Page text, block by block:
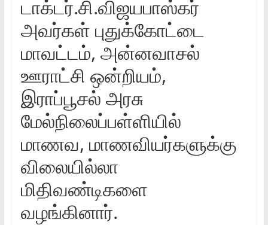
டாக்டர்‌.சி.விஜயபாஸ்கர்‌
அவர்கள்‌ புதுக்கோட்டை
மாவட்டம்‌, அன்னவாசல்‌
ஊராட்சி ஒன்றியம்‌,
இராப்பூசல்‌ அரசு
மேல்நிலைப்பள்ளியில்‌
மாணவ, மாணவியர்களுக்கு
விலையில்லா
மிதிவண்டிகளை
வழங்கினார்‌.